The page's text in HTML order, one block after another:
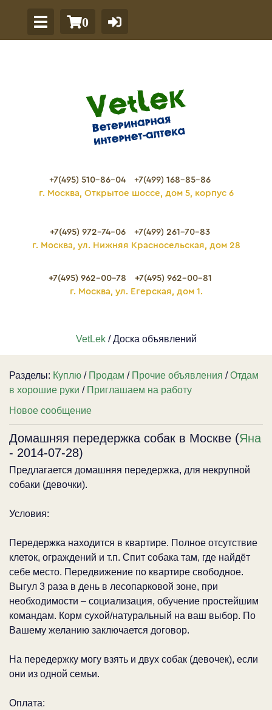
0
+7(495) 510-86-04
+7(499) 168-85-86
г. Москва, Открытое шоссе, дом 5, корпус 6
+7(495) 972-74-06
+7(499) 261-70-83
г. Москва, ул. Нижняя Красносельская, дом 28
+7(495) 962-00-78
+7(495) 962-00-81
г. Москва, ул. Егерская, дом 1.
VetLek/ Доска объявлений
Разделы: Куплю / Продам / Прочие объявления /Отдам
в хорошие руки / Приглашаем на работу
Новое сообщение
Домашняя передержка собак в Москве (Яна
- 2014-07-28)
Предлагается домашняя передержка, для некрупной
собаки (девочки).
Условия:
Передержка находится в квартире. Полное отсутствие
клеток, ограждений и т.п. Спит собака там, где найдёт
себе место. Передвижение по квартире свободное.
Выгул 3 раза в день в лесопарковой зоне, при
необходимости – социализация, обучение простейшим
командам. Корм сухой/натуральный на ваш выбор. По
Вашему желанию заключается договор.
На передержку могу взять и двух собак (девочек), если
они из одной семьи.
Оплата: